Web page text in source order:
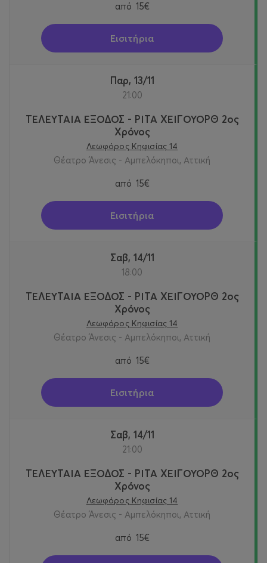
από 15€
Εισιτήρια
Παρ, 13/11
21:00
ΤΕΛΕΥΤΑΙΑ ΕΞΟΔΟΣ - ΡΙΤΑ ΧΕΙΓΟΥΟΡΘ 2oς
Χρόνος
Λεωφόρος Κηφισίας 14
Θέατρο Άνεσις - Αμπελόκηποι, Αττική
από 15€
Εισιτήρια
Σαβ, 14/11
18:00
ΤΕΛΕΥΤΑΙΑ ΕΞΟΔΟΣ - ΡΙΤΑ ΧΕΙΓΟΥΟΡΘ 2oς
Χρόνος
Λεωφόρος Κηφισίας 14
Θέατρο Άνεσις - Αμπελόκηποι, Αττική
από 15€
Εισιτήρια
Σαβ, 14/11
21:00
ΤΕΛΕΥΤΑΙΑ ΕΞΟΔΟΣ - ΡΙΤΑ ΧΕΙΓΟΥΟΡΘ 2oς
Χρόνος
Λεωφόρος Κηφισίας 14
Θέατρο Άνεσις - Αμπελόκηποι, Αττική
από 15€